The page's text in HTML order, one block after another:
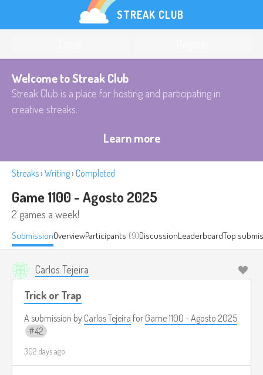
STREAK CLUB
Welcome to Streak Club
Streak Club is a place for hosting and participating in
creative streaks.
Learn more
Streaks› Writing› Completed
Game 1100 - Agosto 2025
2 games a week!
SubmissionOverviewParticipants (9)DiscussionLeaderboardTop
Carlos Tejeira
Trick or Trap
A submission by Carlos Tejeira for Game 1100 - Agosto 2025
42
302 days ago